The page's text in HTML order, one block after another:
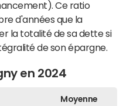
Ce ratio
d'années que la
la totalité de sa dette si
de son épargne.
en 2024
Moyenne